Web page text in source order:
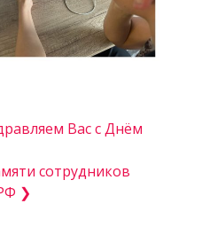
Вас с Днём
сотрудников
❯